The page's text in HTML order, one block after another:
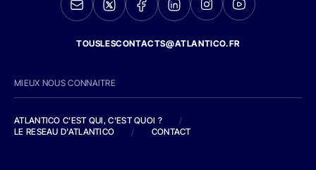
TOUSLESCONTACTS@ATLANTICO.FR
MIEUX NOUS CONNAITRE
ATLANTICO C'EST QUI, C'EST QUOI ?
/
LE RESEAU D'ATLANTICO
/ CONTACT